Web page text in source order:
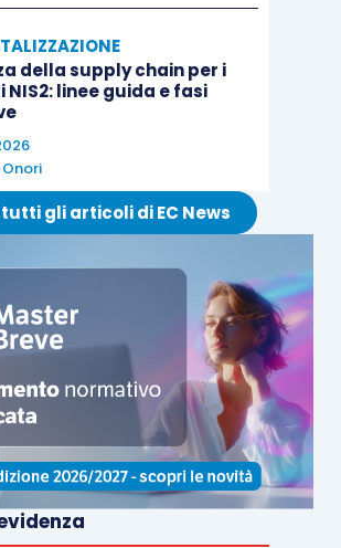
possa continuare ad operare come
fatto, e fatturare al cliente
Iva, e chiedere il pagamento del
delle Entrate che – nei propri
di non adeguarsi a risposte
in altri casi decide di iniziare
milionari per opinioni diverse da
(caso Facebook).
della supply chain per i
linee guida e fasi
gli articoli di EC News